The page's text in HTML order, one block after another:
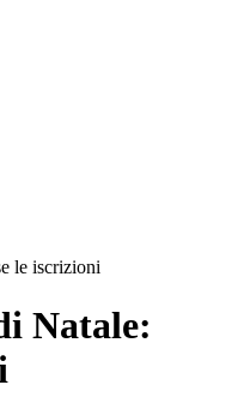
le iscrizioni
Natale: